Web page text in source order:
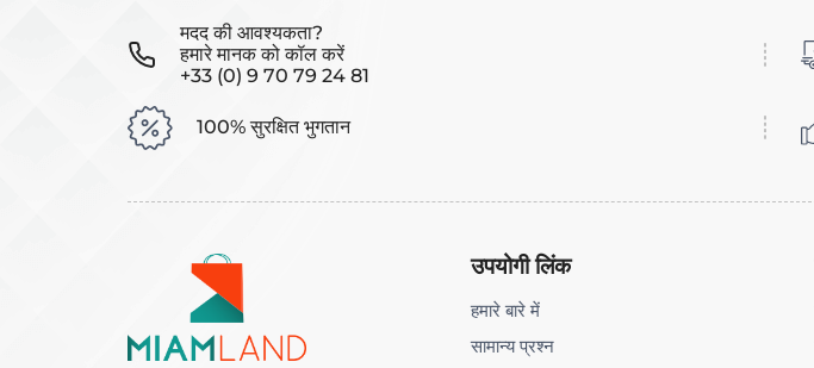
मदद की आवश्यकता?
हमारे मानक को कॉल करें
+33 (0) 9 70 79 24 81
100% सुरक्षित भुगतान
उपयोगी लिंक
हमारे बारे में
सामान्य प्रश्न